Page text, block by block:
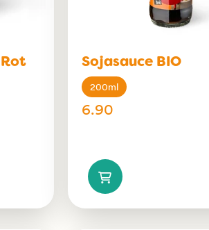
Sojasauce BIO
200ml
6.90